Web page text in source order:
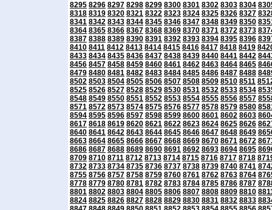
8295 8296 8297 8298 8299 8300 8301 8302 8303 8304
8318 8319 8320 8321 8322 8323 8324 8325 8326 8327
8341 8342 8343 8344 8345 8346 8347 8348 8349 8350
8364 8365 8366 8367 8368 8369 8370 8371 8372 8373
8387 8388 8389 8390 8391 8392 8393 8394 8395 8396
8410 8411 8412 8413 8414 8415 8416 8417 8418 8419
8433 8434 8435 8436 8437 8438 8439 8440 8441 8442
8456 8457 8458 8459 8460 8461 8462 8463 8464 8465
8479 8480 8481 8482 8483 8484 8485 8486 8487 8488
8502 8503 8504 8505 8506 8507 8508 8509 8510 8511
8525 8526 8527 8528 8529 8530 8531 8532 8533 8534
8548 8549 8550 8551 8552 8553 8554 8555 8556 8557
8571 8572 8573 8574 8575 8576 8577 8578 8579 8580
8594 8595 8596 8597 8598 8599 8600 8601 8602 8603
8617 8618 8619 8620 8621 8622 8623 8624 8625 8626
8640 8641 8642 8643 8644 8645 8646 8647 8648 8649
8663 8664 8665 8666 8667 8668 8669 8670 8671 8672
8686 8687 8688 8689 8690 8691 8692 8693 8694 8695
8709 8710 8711 8712 8713 8714 8715 8716 8717 8718
8732 8733 8734 8735 8736 8737 8738 8739 8740 8741
8755 8756 8757 8758 8759 8760 8761 8762 8763 8764
8778 8779 8780 8781 8782 8783 8784 8785 8786 8787
8801 8802 8803 8804 8805 8806 8807 8808 8809 8810
8824 8825 8826 8827 8828 8829 8830 8831 8832 8833